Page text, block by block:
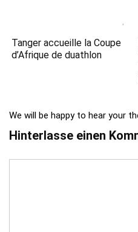
Tanger accueille la Coupe
d’Afrique de duathlon
We will be happy to hear your
Hinterlasse einen